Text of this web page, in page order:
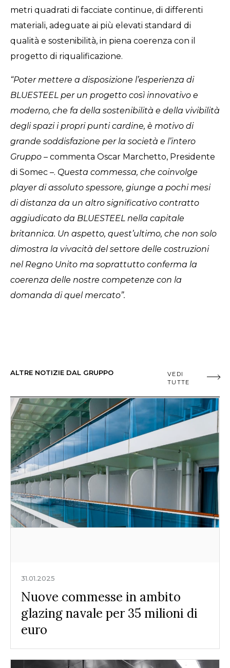
metri quadrati di facciate continue, di differenti
materiali, adeguate ai più elevati standard di
qualità e sostenibilità, in piena coerenza con il
progetto di riqualificazione.
“Poter mettere a disposizione l’esperienza di
BLUESTEEL per un progetto così innovativo e
moderno, che fa della sostenibilità e della vivibilità
degli spazi i propri punti cardine, è motivo di
grande soddisfazione per la società e l’intero
Gruppo – commenta Oscar Marchetto, Presidente
di Somec –. Questa commessa, che coinvolge
player di assoluto spessore, giunge a pochi mesi
di distanza da un altro significativo contratto
aggiudicato da BLUESTEEL nella capitale
britannica. Un aspetto, quest’ultimo, che non solo
dimostra la vivacità del settore delle costruzioni
nel Regno Unito ma soprattutto conferma la
coerenza delle nostre competenze con la
domanda di quel mercato”.
ALTRE NOTIZIE DAL GRUPPO
VEDI
TUTTE
31.01.2025
Nuove commesse in ambito
glazing navale per 35 milioni di
euro